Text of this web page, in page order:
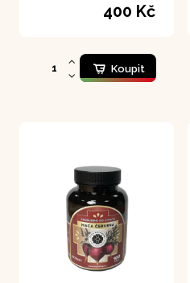
400 Kč
Koupit